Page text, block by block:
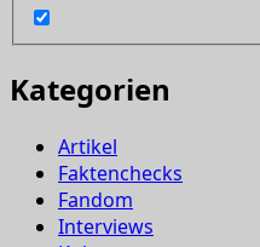
Kategorien
Artikel
Faktenchecks
Fandom
Interviews